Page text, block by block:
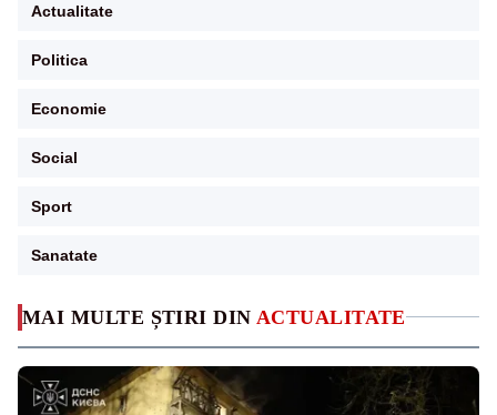
MAI MULTE ȘTIRI DIN ACTUALITATE
Actualitate
Politica
Economie
Social
Sport
Sanatate